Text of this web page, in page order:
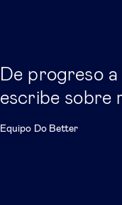
De progreso
escribe sobre
Equipo Do Better